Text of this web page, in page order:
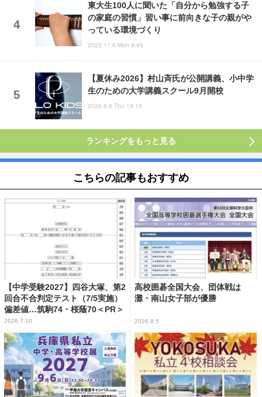
東大生100人に聞いた「自分から勉強する子
の家庭の習慣」習い事に前向きな子の親がや
っている環境づくり
2023.11.6 Mon 9:45
【夏休み2026】村山斉氏が公開講義、小中学
生のための大学講義スクール9月開校
2026.8.6 Thu 19:15
ランキングをもっと見る
こちらの記事もおすすめ
【中学受験2027】四谷大塚、第2
回合不合判定テスト（7/5実施）
偏差値…筑駒74・桜蔭70＜PR＞
2026.7.10
高校囲碁全国大会、団体戦は
灘・南山女子部が優勝
2026.8.5